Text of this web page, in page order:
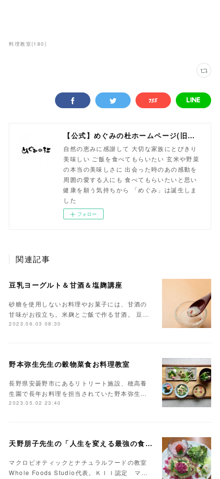
料理教室(180 )
【公式】めぐみの杜ホームページ(旧自然食工房）
自然の恵みに感謝して 大切な家族にとびきり
美味しい ご飯を食べてもらいたい 玄米や野菜
の本当の美味しさに 出会った時のあの感動を
周囲の愛する人にも 食べてもらいたいと思い
健康を願う気持ちから 「めぐみ」は誕生しま
した
フォロー
関連記事
豆乳ヨーグルト＆甘酒＆塩麹講座
砂糖を使用しないお料理やお菓子には、甘酒の
甘味がお役立ち。米麹とご飯で作る甘酒。 豆…
2023.06.03 08:30
野本弥生先生の穀物菜食お料理教室
長野県安曇野市にあるリトリート施設、穂高養
生園で長年お料理を担当されていた野本弥生…
2023.05.02 23:40
天野朋子先生の「人生を変える最強の食事」
マクロビオティックとナチュラルフードの教室
Whole Foods Studio代表。ＫＩＩ認定 マ…